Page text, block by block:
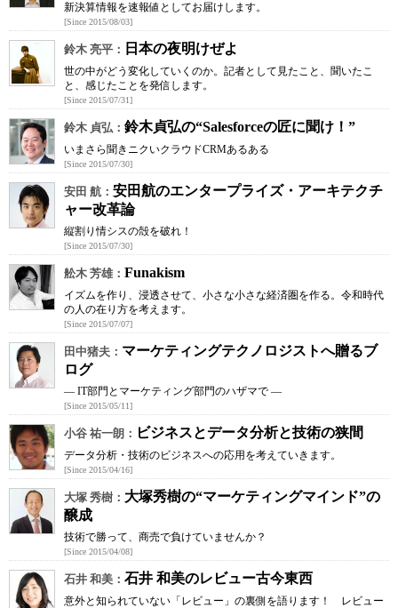
新決算情報を速報値としてお届けします。
[Since 2015/08/03]
鈴木 亮平： 日本の夜明けぜよ
世の中がどう変化していくのか。記者として見たこと、聞いたこ
と、感じたことを発信します。
[Since 2015/07/31]
鈴木 貞弘： 鈴木貞弘の“Salesforceの匠に聞け！”
いまさら聞きニクいクラウドCRMあるある
[Since 2015/07/30]
安田 航： 安田航のエンタープライズ・アーキテクチ
ャー改革論
縦割り情シスの殻を破れ！
[Since 2015/07/30]
舩木 芳雄： Funakism
イズムを作り、浸透させて、小さな小さな経済圏を作る。令和時代
の人の在り方を考えます。
[Since 2015/07/07]
田中猪夫： マーケティングテクノロジストへ贈るブ
ログ
― IT部門とマーケティング部門のハザマで ―
[Since 2015/05/11]
小谷 祐一朗： ビジネスとデータ分析と技術の狭間
データ分析・技術のビジネスへの応用を考えていきます。
[Since 2015/04/16]
大塚 秀樹： 大塚秀樹の“マーケティングマインド”の
醸成
技術で勝って、商売で負けていませんか？
[Since 2015/04/08]
石井 和美： 石井 和美のレビュー古今東西
意外と知られていない「レビュー」の裏側を語ります！ レビュー